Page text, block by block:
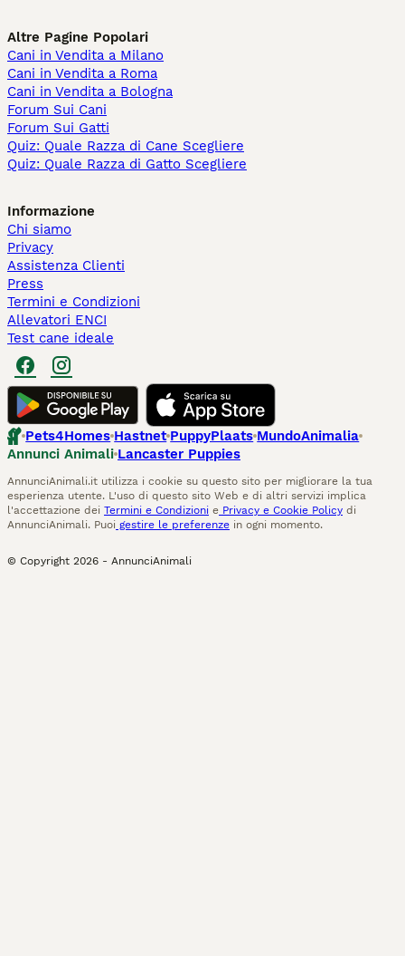
Altre Pagine Popolari
Cani in Vendita a Milano
Cani in Vendita a Roma
Cani in Vendita a Bologna
Forum Sui Cani
Forum Sui Gatti
Quiz: Quale Razza di Cane Scegliere
Quiz: Quale Razza di Gatto Scegliere
Informazione
Chi siamo
Privacy
Assistenza Clienti
Press
Termini e Condizioni
Allevatori ENCI
Test cane ideale
Pets4Homes Hastnet PuppyPlaats MundoAnimalia
Annunci Animali Lancaster Puppies
AnnunciAnimali.it utilizza i cookie su questo sito per migliorare la tua
esperienza utente. L'uso di questo sito Web e di altri servizi implica
l'accettazione dei Termini e Condizioni e Privacy e Cookie Policy di
AnnunciAnimali. Puoi gestire le preferenze in ogni momento.
© Copyright 2026 - AnnunciAnimali